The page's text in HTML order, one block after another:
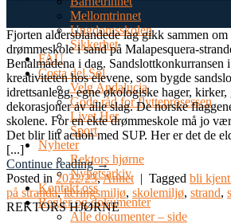
Mellomtrinnet
Ungdomsskolen
Sikkerhet
FAU
Costa del Sol
Velg Andalucia
Gode råd for flytteprosessen
Livet Her
Sport
Nyheter
Rektors hjørne
Nyhetsarkiv
Kontakt oss
Regler og dokumenter
Alle dokumenter – side
Fjorten aldersblandede lag gikk sammen om
drømmeskole i sand på Malapesquera-
Benalmádena i dag.
kreativiteten hos elevene, som bygde
idrettsanlegg, egne økologiske hager,
dekorasjoner av alle slag. De norske
skolene. For en ekte drømmeskole må jo
Det blir litt action med SUP. Her er det de
[...]
Continue reading→
Posted in 2022/23,Annet | Tagged bli
på stranda,læringsmiljø, skolemiljø, strand,
REKTORS HJØRNE